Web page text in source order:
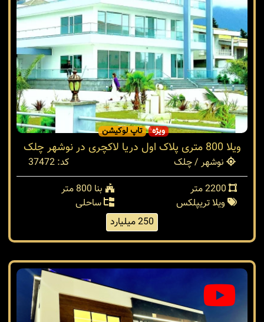
ویژه تاپ لوکیشن
ویلا 800 متری پلاک اول دریا لاکچری در نوشهر چلک
نوشهر / چلک
کد: 37472
بنا 800 متر
ویلا تریپلکس
ساحلی
250 میلیارد